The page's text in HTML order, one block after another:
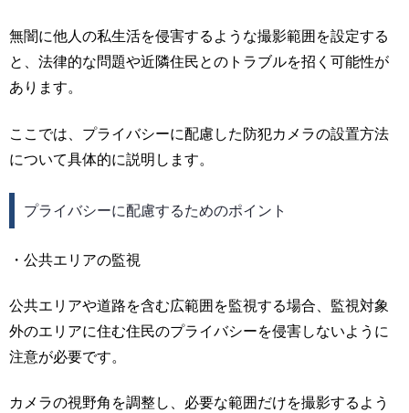
無闇に他人の私生活を侵害するような撮影範囲を設定する
と、法律的な問題や近隣住民とのトラブルを招く可能性が
あります。
ここでは、プライバシーに配慮した防犯カメラの設置方法
について具体的に説明します。
プライバシーに配慮するためのポイント
・公共エリアの監視
公共エリアや道路を含む広範囲を監視する場合、監視対象
外のエリアに住む住民のプライバシーを侵害しないように
注意が必要です。
カメラの視野角を調整し、必要な範囲だけを撮影するよう